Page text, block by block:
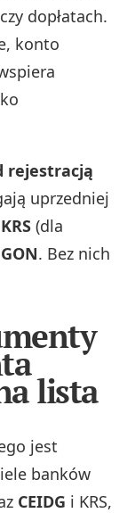
dopłatach.
konto
rejestracją
uprzedniej
KRS (dla
. Bez nich
lista
jest
banków
CEIDG i KRS,